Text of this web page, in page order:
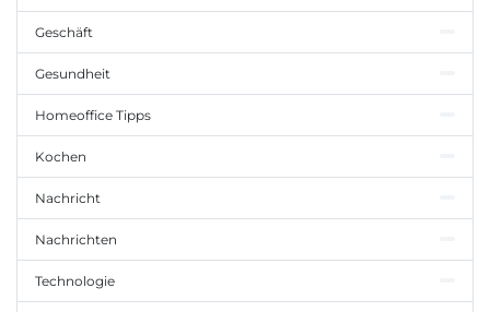
Geschäft
Gesundheit
Homeoffice Tipps
Kochen
Nachricht
Nachrichten
Technologie